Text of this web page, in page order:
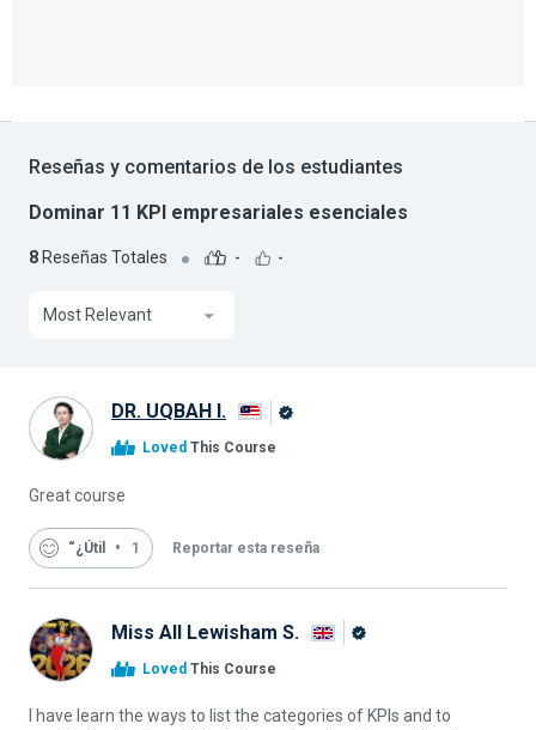
Reseñas y comentarios de los estudiantes
Dominar 11 KPI empresariales esenciales
8 Reseñas Totales - -
Most Relevant
DR. UQBAH I.
Loved This Course
Great course
“¿Útil 1 Reportar esta reseña
Miss All Lewisham S.
Alison
Loved This Course
I have learn the ways to list the categories of KPIs and to